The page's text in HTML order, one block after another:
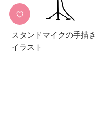
♡
スタンドマイクの手描き
イラスト